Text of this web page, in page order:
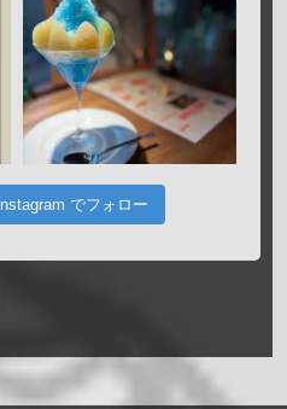
Instagram でフォロー